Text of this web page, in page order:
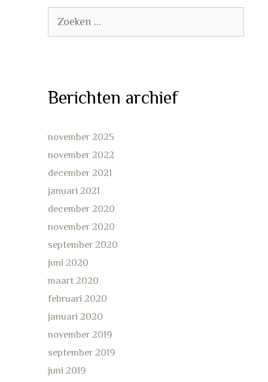
naar:
Berichten archief
november 2025
november 2022
december 2021
januari 2021
december 2020
november 2020
september 2020
juni 2020
maart 2020
februari 2020
januari 2020
november 2019
september 2019
juni 2019